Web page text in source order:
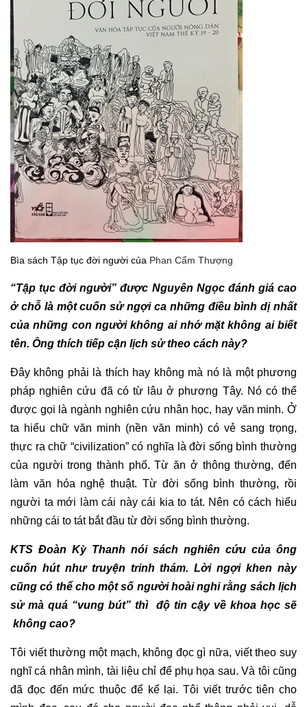
Bìa sách Tập tục đời người của Phan Cẩm Thượng
“Tập tục đời người” được Nguyên Ngọc đánh giá cao
ở chỗ là một cuốn sử ngợi ca những điều bình dị nhất
của những con người không ai nhớ mặt không ai biết
tên. Ông thích tiếp cận lịch sử theo cách này?
Đây không phải là thích hay không mà nó là một phương
pháp nghiên cứu đã có từ lâu ở phương Tây. Nó có thể
được gọi là ngành nghiên cứu nhân học, hay văn minh. Ở
ta hiểu chữ văn minh (nền văn minh) có vẻ sang trọng,
thực ra chữ “civilization” có nghĩa là đời sống bình thường
của người trong thành phố. Từ ăn ở thông thường, đến
làm văn hóa nghệ thuật. Từ đời sống bình thường, rồi
người ta mới làm cái này cái kia to tát. Nên có cách hiểu
những cái to tát bắt đầu từ đời sống bình thường.
KTS Đoàn Kỳ Thanh nói sách nghiên cứu của ông
cuốn hút như truyện trinh thám. Lời ngợi khen này
cũng có thể cho một số người hoài nghi rằng sách lịch
sử mà quá “vung bút” thì độ tin cậy về khoa học sẽ
không cao?
Tôi viết thường một mạch, không đọc gì nữa, viết theo suy
nghĩ cá nhân mình, tài liệu chỉ để phụ họa sau. Và tôi cũng
đã đọc đến mức thuộc để kể lại. Tôi viết trước tiên cho